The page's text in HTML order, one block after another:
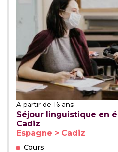
A partir de 16 ans
Séjour linguistique en
Cadiz
Espagne > Cadiz
Cours